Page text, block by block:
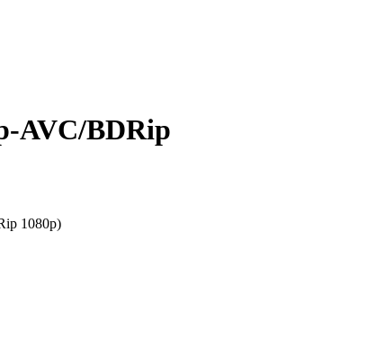
AVC/BDRip